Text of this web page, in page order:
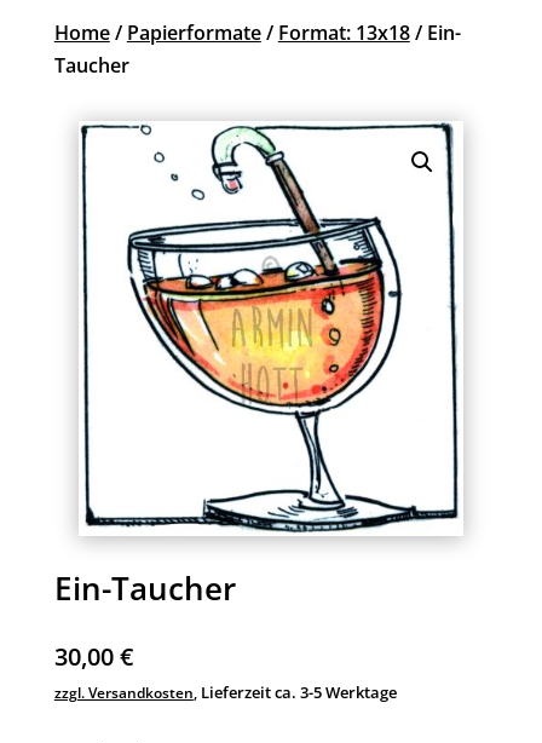
Home/ Papierformate/ Format: 13x18/ Ein-
Taucher
Ein-Taucher
30,00€
zzgl. Versandkosten, Lieferzeit ca. 3-5 Werktage